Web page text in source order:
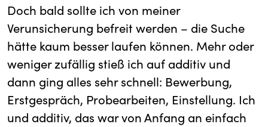
Doch bald sollte ich von meiner
Verunsicherung befreit werden – die Suche
hätte kaum besser laufen können. Mehr oder
weniger zufällig stieß ich auf additiv und
dann ging alles sehr schnell: Bewerbung,
Erstgespräch, Probearbeiten, Einstellung. Ich
und additiv, das war von Anfang an einfach